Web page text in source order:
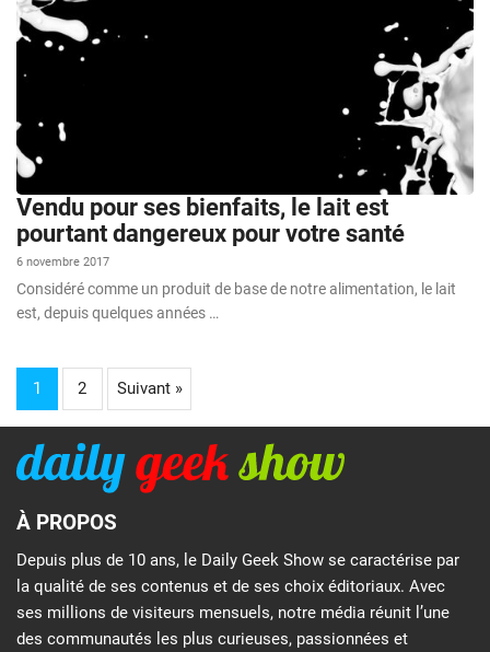
Vendu pour ses bienfaits, le lait est
pourtant dangereux pour votre santé
6 novembre 2017
Considéré comme un produit de base de notre alimentation, le lait
est, depuis quelques années …
1 2 Suivant »
À PROPOS
Depuis plus de 10 ans, le Daily Geek Show se caractérise par
la qualité de ses contenus et de ses choix éditoriaux. Avec
ses millions de visiteurs mensuels, notre média réunit l’une
des communautés les plus curieuses, passionnées et